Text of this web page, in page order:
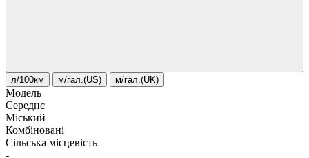
л/100км м/гал.(US) м/гал.(UK)
Модель
Середнє
Міський
Комбіновані
Сільська місцевість
-